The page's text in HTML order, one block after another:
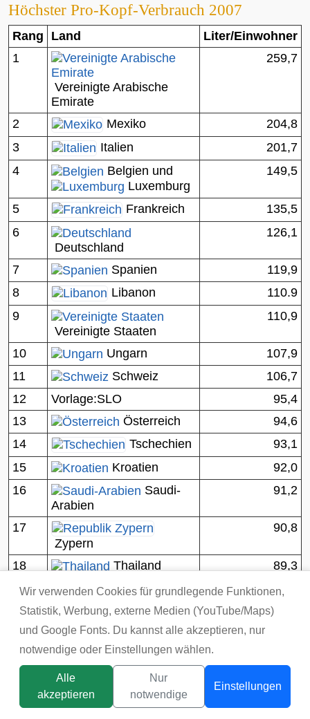
Wir verwenden Cookies für grundlegende Funktionen,
Statistik, Werbung, externe Medien (YouTube/Maps)
und Google Fonts. Du kannst alle akzeptieren, nur
notwendige oder Einstellungen wählen.
Alle
akzeptieren
Nur
notwendige
Einstellungen
Höchster Pro-Kopf-Verbrauch 2007
Rang Land
Liter/Einwohner
1
Vereinigte Arabische
Emirate
259,7
2 Mexiko
204,8
3
Italien
201,7
4
Belgien und
Luxemburg
149,5
5 Frankreich
135,5
6
Deutschland
126,1
7 Spanien
119,9
8
Libanon
110.9
9
Vereinigte Staaten
110,9
10 Ungarn
107,9
11
Schweiz
106,7
12
Vorlage:SLO
95,4
13
Österreich
94,6
14
Tschechien
93,1
15
Kroatien
92,0
16
Saudi-
Arabien
91,2
17
Zypern
90,8
18 Thailand
89,3
19
Israel
87,8
20
Portugal 84,8
Pro-Kopf-Verbrauch in Deutschland,
Österreich und der Schweiz
Pro-Kopf-Verbrauch von Mineral- und Heilwasser in Liter